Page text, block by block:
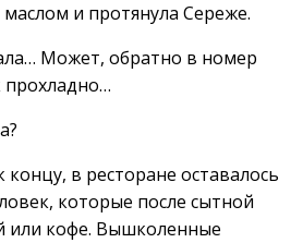
маслом и протянула Сереже.
Может, обратно в номер
прохладно…
в ресторане оставалось
которые после сытной
или кофе. Вышколенные